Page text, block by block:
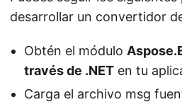
desarrollar un convertidor
Obtén el módulo
través de .NET en tu
Carga el archivo msg